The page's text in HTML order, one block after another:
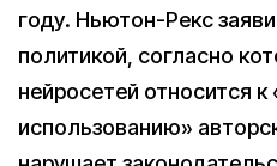
году. Ньютон-Рекс
политикой, согласно
нейросетей относится
использованию»